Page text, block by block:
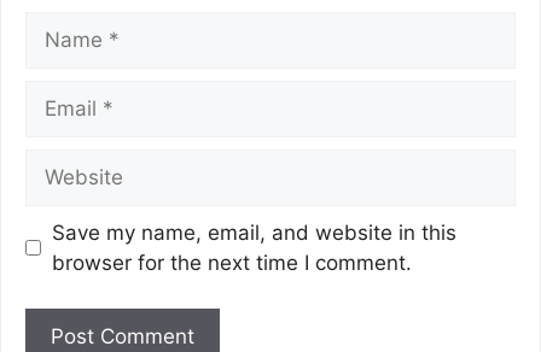
Save my name, email, and website in this
browser for the next time I comment.